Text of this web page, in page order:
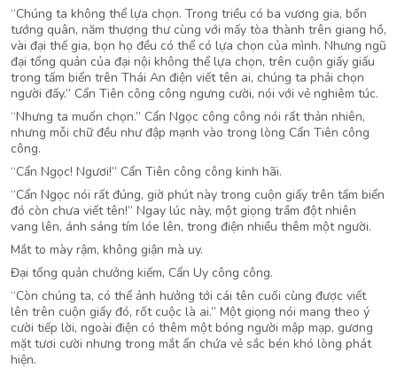
“Chúng ta không thể lựa chọn. Trong triều có ba vương gia, bốn
tướng quân, năm thượng thư cùng với mấy tòa thành trên giang hồ,
vài đại thế gia, bọn họ đều có thể có lựa chọn của mình. Nhưng ngũ
đại tổng quản của đại nội không thể lựa chọn, trên cuộn giấy giấu
trong tấm biển trên Thái An điện viết tên ai, chúng ta phải chọn
người đấy.” Cẩn Tiên công công ngưng cười, nói với vẻ nghiêm túc.
“Nhưng ta muốn chọn.” Cẩn Ngọc công công nói rất thản nhiên,
nhưng mỗi chữ đều như đập mạnh vào trong lòng Cẩn Tiên công
công.
“Cẩn Ngọc! Ngươi!” Cẩn Tiên công công kinh hãi.
“Cẩn Ngọc nói rất đúng, giờ phút này trong cuộn giấy trên tấm biển
đó còn chưa viết tên!” Ngay lúc này, một giọng trầm đột nhiên
vang lên, ánh sáng tím lóe lên, trong điện nhiều thêm một người.
Mắt to mày rậm, không giận mà uy.
Đại tổng quản chưởng kiếm, Cẩn Uy công công.
“Còn chúng ta, có thể ảnh hưởng tới cái tên cuối cùng được viết
lên trên cuộn giấy đó, rốt cuộc là ai.” Một giọng nói mang theo ý
cười tiếp lời, ngoài điện có thêm một bóng người mập mạp, gương
mặt tươi cười nhưng trong mắt ẩn chứa vẻ sắc bén khó lòng phát
hiện.